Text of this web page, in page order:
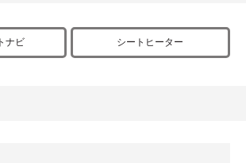
ナビ シートヒーター